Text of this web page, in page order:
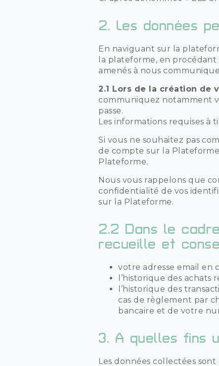
2. Les données
En naviguant sur la
la plateforme, en
amenés à nous
2.1 Lors de la création
communiquez notamment
passe.
Les informations requises à
Si vous ne souhaitez pas
de compte sur la
Plateforme.
Nous vous rappelons que
confidentialité de vos
sur la Plateforme.
2.2 Dans le
recueille et
votre adresse email en
l’historique des achats
l’historique des
cas de règlement par
bancaire et de votre
3. A quelles fins
Les données collectées